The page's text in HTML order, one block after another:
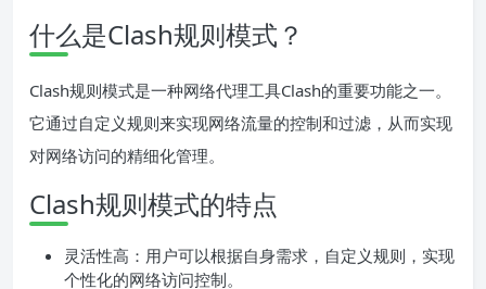
什么是Clash规则模式？
Clash规则模式是一种网络代理工具Clash的重要功能之一。
它通过自定义规则来实现网络流量的控制和过滤，从而实现
对网络访问的精细化管理。
Clash规则模式的特点
灵活性高：用户可以根据自身需求，自定义规则，实现
个性化的网络访问控制。